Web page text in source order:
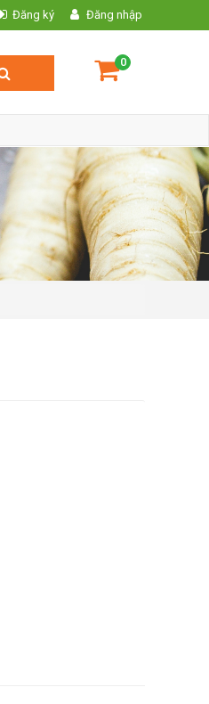
Đăng ký Đăng nhập
0